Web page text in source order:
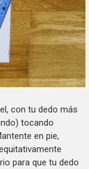
con tu dedo más
tocando
en pie,
para que tu dedo